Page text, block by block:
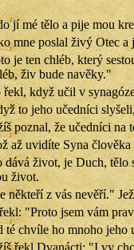
jí mé tělo a pije mou
mne poslal živý Otec
je ten chléb, který
živ bude navěky."
řekl, když učil v
to jeho učedníci
poznal, že učedníci na
až uvidíte Syna
dává život, je Duch, tělo
život.
někteří z vás nevěří."
"Proto jsem vám
té chvíle ho mnoho jeho